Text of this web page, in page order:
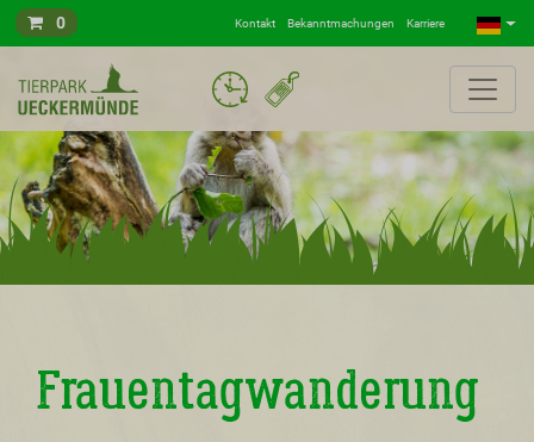
Kontakt Bekanntmachungen Karriere
0
Frauentagwanderung